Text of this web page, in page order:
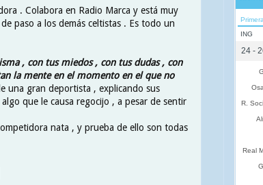
. Colabora en Radio Marca y está muy
paso a los demás celtistas . Es todo un
, con tus miedos , con tus dudas , con
la mente en el momento en el que no
una gran deportista , explicando sus
que le causa regocijo , a pesar de sentir
nata , y prueba de ello son todas